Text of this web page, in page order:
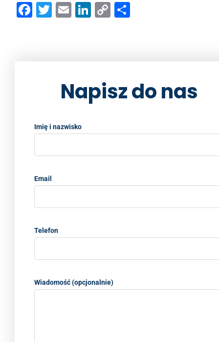
F
k
T
E
Li
n
C
n
k
Napisz do nas
Imię i nazwisko
Email
Telefon
Wiadomość (opcjonalnie)